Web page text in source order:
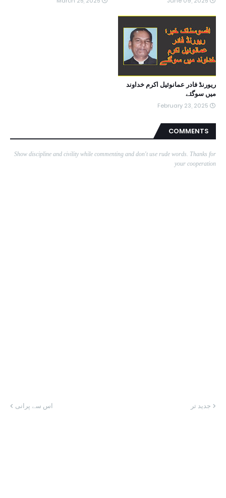
ریورنڈ فادر عمانوئیل اکرم خداوند
میں سوگئے
February 23, 2025
COMMENTS
Show discipline and civility while commenting and don't use rude words. Thanks for
your cooperation
جدید تر اس سے پرانی